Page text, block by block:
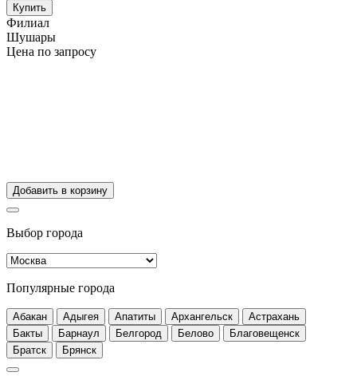
Купить
Филиал
Шушары
Цена по запросу
Добавить в корзину
Выбор города
Популярные города
Абакан Адыгея Апатиты Архангельск
Астрахань
Бакты
Барнаул Белгород Белово
Благовещенск
Братск
Брянск